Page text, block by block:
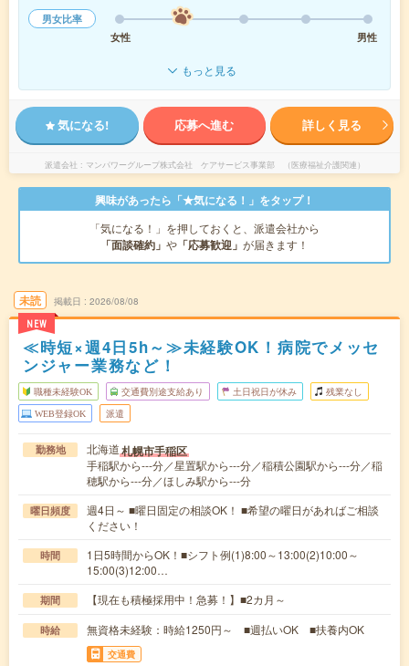
男女比率
女性
男性
もっと見る
気になる! 応募へ進む 詳しく見る
派遣会社 マンパワーグループ株式会社 ケアサービス事業部 （医療福祉介護関連）
興味があったら「★気になる！」をタップ！
「気になる！」を押しておくと、派遣会社から
「面談確約」 や 「応募歓迎」 が届きます！
未読
NEW
掲載日 2026/08/08
≪時短×週4日5h～≫未経験OK！病院でメッセ
ンジャー業務など！
職種未経験OK 交通費別途支給あり 土日祝日が休み 残業なし
WEB登録OK 派遣
勤務地 北海道札幌市手稲区
手稲駅から---分／星置駅から---分／稲積公園駅から---分／稲
穂駅から---分／ほしみ駅から---分
曜日頻度
週4日～ ■曜日固定の相談OK！ ■希望の曜日があればご相談
ください！
時間
1日5時間からOK！■シフト例(1)8:00～13:00(2)10:00～
15:00(3)12:00…
期間 【現在も積極採用中！急募！】■2カ月～
時給 無資格未経験：時給1250円～ ■週払いOK ■扶養内OK
交通費